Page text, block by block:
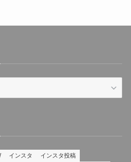
インスタ インスタ投稿